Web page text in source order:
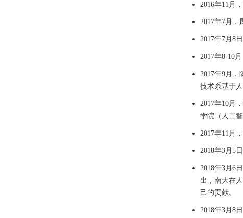
2016年11 月
2017年7月，
2017年7月 8
2017年8-10
2017年9月，
技术系基于
2017年10月
学院（人工
2017年11 月
2018年3月 5
2018年3月 6
出，南大在
己的贡献。
2018年3月 8